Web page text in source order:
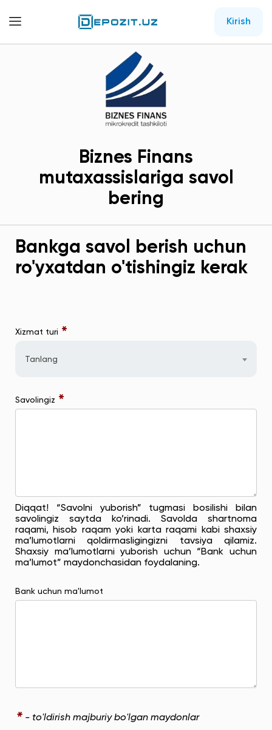
Kirish
Biznes Finans
mutaxassislariga savol
bering
Bankga savol berish uchun
ro'yxatdan o'tishingiz kerak
Xizmat turi *
Tanlang
Savolingiz *
Diqqat! “Savolni yuborish” tugmasi bosilishi bilan
savolingiz saytda ko’rinadi. Savolda shartnoma
raqami, hisob raqam yoki karta raqami kabi shaxsiy
ma’lumotlarni qoldirmasligingizni tavsiya qilamiz.
Shaxsiy ma’lumotlarni yuborish uchun “Bank uchun
ma’lumot” maydonchasidan foydalaning.
Bank uchun ma'lumot
* - to'ldirish majburiy bo'lgan maydonlar